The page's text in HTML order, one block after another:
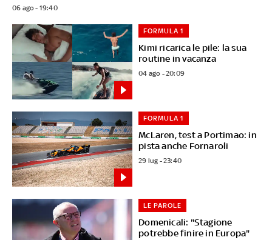
06 ago - 19:40
Kimi ricarica le pile: la sua
routine in vacanza
FORMULA 1
04 ago - 20:09
McLaren, test a Portimao: in
pista anche Fornaroli
FORMULA 1
29 lug - 23:40
Domenicali: "Stagione
potrebbe finire in Europa"
LE PAROLE